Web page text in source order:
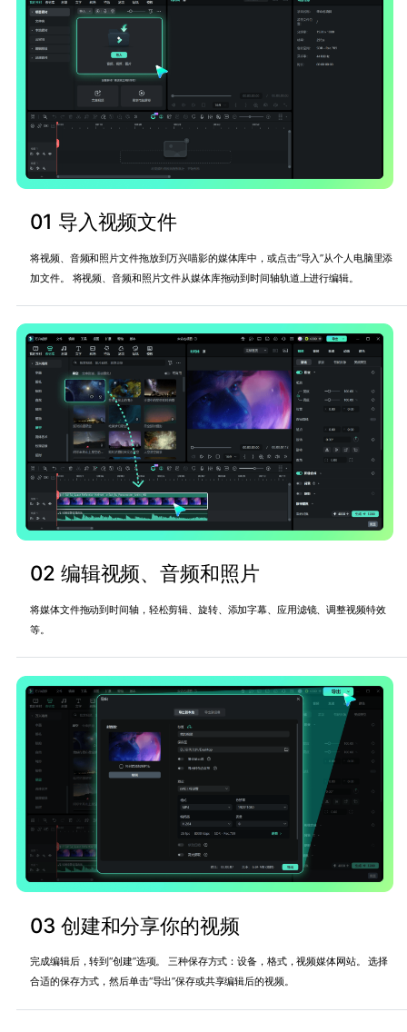
01 导入视频文件
将视频、音频和照片文件拖放到万兴喵影的媒体库中，或点击“导入”从个人电脑里添
加文件。 将视频、音频和照片文件从媒体库拖动到时间轴轨道上进行编辑。
02 编辑视频、音频和照片
将媒体文件拖动到时间轴，轻松剪辑、旋转、添加字幕、应用滤镜、调整视频特效
等。
03 创建和分享你的视频
完成编辑后，转到“创建”选项。 三种保存方式：设备，格式，视频媒体网站。 选择
合适的保存方式，然后单击“导出”保存或共享编辑后的视频。